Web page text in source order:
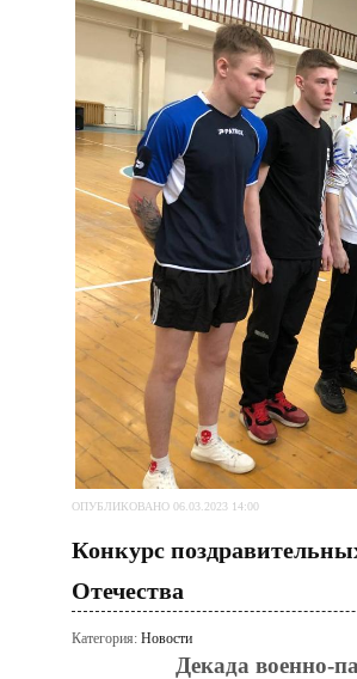
ОПУБЛИКОВАНО 06.03.2023 14:00
Конкурс
Отечества
Категория: Новости
Декада военно-